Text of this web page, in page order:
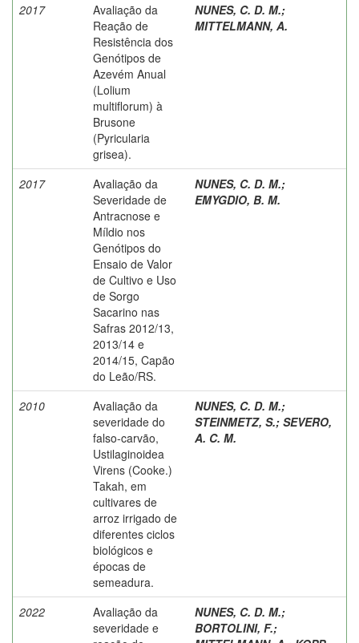
2017
Avaliação da
Reação de
Resistência dos
Genótipos de
Azevém Anual
(Lolium
multiflorum) à
Brusone
(Pyricularia
grisea).
NUNES, C. D. M.;
MITTELMANN, A.
2017
Avaliação da
Severidade de
Antracnose e
Míldio nos
Genótipos do
Ensaio de Valor
de Cultivo e Uso
de Sorgo
Sacarino nas
Safras 2012/13,
2013/14 e
2014/15, Capão
do Leão/RS.
NUNES, C. D. M.;
EMYGDIO, B. M.
2010
Avaliação da
severidade do
falso-carvão,
Ustilaginoidea
Virens (Cooke.)
Takah, em
cultivares de
arroz irrigado de
diferentes ciclos
biológicos e
épocas de
semeadura.
NUNES, C. D. M.;
STEINMETZ, S.; SEVERO,
A. C. M.
2022
Avaliação da
severidade e
NUNES, C. D. M.;
BORTOLINI, F.;